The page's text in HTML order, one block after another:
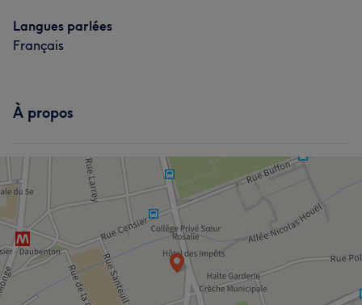
Langues parlées
Français
À propos